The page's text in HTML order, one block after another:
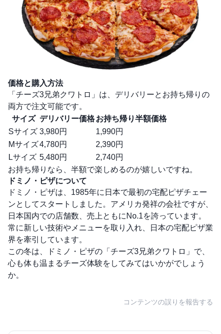
価格と購入方法
「チーズ3兄弟クワトロ」は、デリバリーとお持ち帰りの
両方で注文可能です。
サイズ デリバリー価格お持ち帰り半額価格
Sサイズ 3,980円
1,990円
Mサイズ4,780円
2,390円
Lサイズ 5,480円
2,740円
お持ち帰りなら、半額で楽しめるのが嬉しいですね。
ドミノ・ピザについて
ドミノ・ピザは、1985年に日本で最初の宅配ピザチェー
ンとしてスタートしました。アメリカ発祥の会社ですが、
日本国内での店舗数、売上ともにNo.1を誇っています。
常に新しい技術やメニューを取り入れ、日本の宅配ピザ業
界を牽引しています。
この冬は、ドミノ・ピザの「チーズ3兄弟クワトロ」で、
心も体も温まるチーズ体験をしてみてはいかがでしょう
か。
コンテンツの誤りを報告する